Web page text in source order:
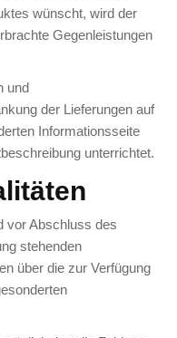
wünscht, wird der
Gegenleistungen
und
der Lieferungen auf
Informationsseite
unterrichtet.
vor Abschluss des
stehenden
über die zur Verfügung